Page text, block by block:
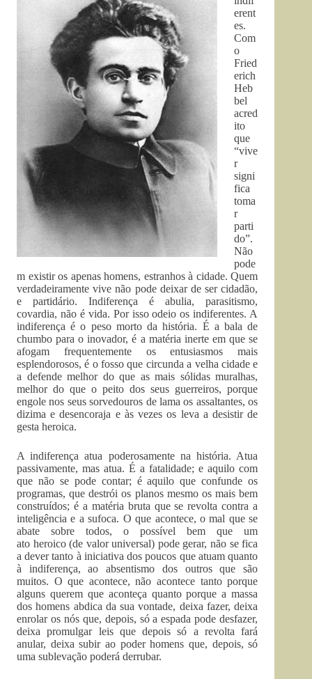
erent
es.
Com
o
Fried
erich
Heb
bel
acred
ito
que
“vive
r
signi
fica
toma
r
parti
do”.
Não
pode
m existir os apenas homens, estranhos à cidade. Quem
verdadeiramente vive não pode deixar de ser cidadão,
e partidário. Indiferença é abulia, parasitismo,
covardia, não é vida. Por isso odeio os indiferentes. A
indiferença é o peso morto da história. É a bala de
chumbo para o inovador, é a matéria inerte em que se
afogam frequentemente os entusiasmos mais
esplendorosos, é o fosso que circunda a velha cidade e
a defende melhor do que as mais sólidas muralhas,
melhor do que o peito dos seus guerreiros, porque
engole nos seus sorvedouros de lama os assaltantes, os
dizima e desencoraja e às vezes os leva a desistir de
gesta heroica.
A indiferença atua poderosamente na história. Atua
passivamente, mas atua. É a fatalidade; e aquilo com
que não se pode contar; é aquilo que confunde os
programas, que destrói os planos mesmo os mais bem
construídos; é a matéria bruta que se revolta contra a
inteligência e a sufoca. O que acontece, o mal que se
abate sobre todos, o possível bem que um
ato heroico (de valor universal) pode gerar, não se fica
a dever tanto à iniciativa dos poucos que atuam quanto
à indiferença, ao absentismo dos outros que são
muitos. O que acontece, não acontece tanto porque
alguns querem que aconteça quanto porque a massa
dos homens abdica da sua vontade, deixa fazer, deixa
enrolar os nós que, depois, só a espada pode desfazer,
deixa promulgar leis que depois só a revolta fará
anular, deixa subir ao poder homens que, depois, só
uma sublevação poderá derrubar.